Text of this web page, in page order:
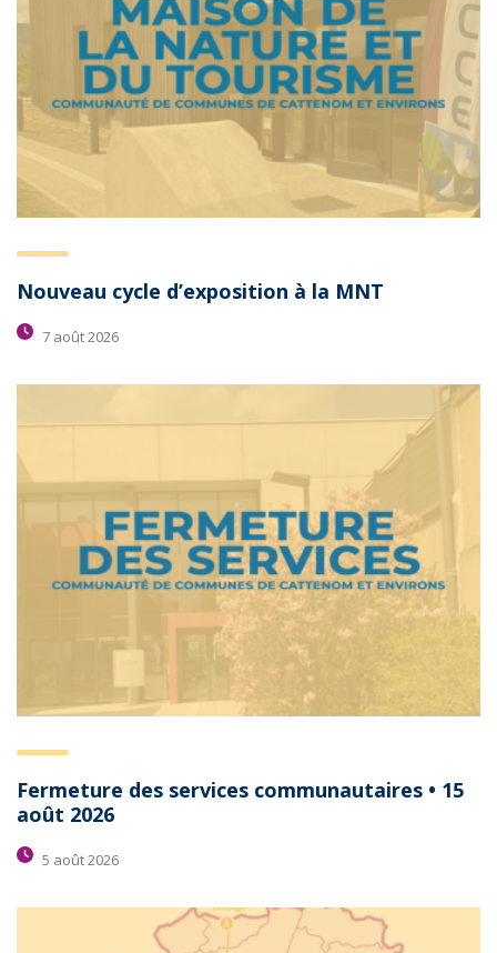
Nouveau cycle d’exposition à la MNT
7 août 2026
Fermeture des services communautaires • 15
août 2026
5 août 2026